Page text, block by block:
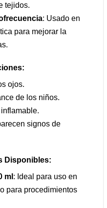
tejidos.
: Usado en
para mejorar la
ojos.
de los niños.
signos de
Disponibles:
ml : Ideal para uso en
para procedimientos